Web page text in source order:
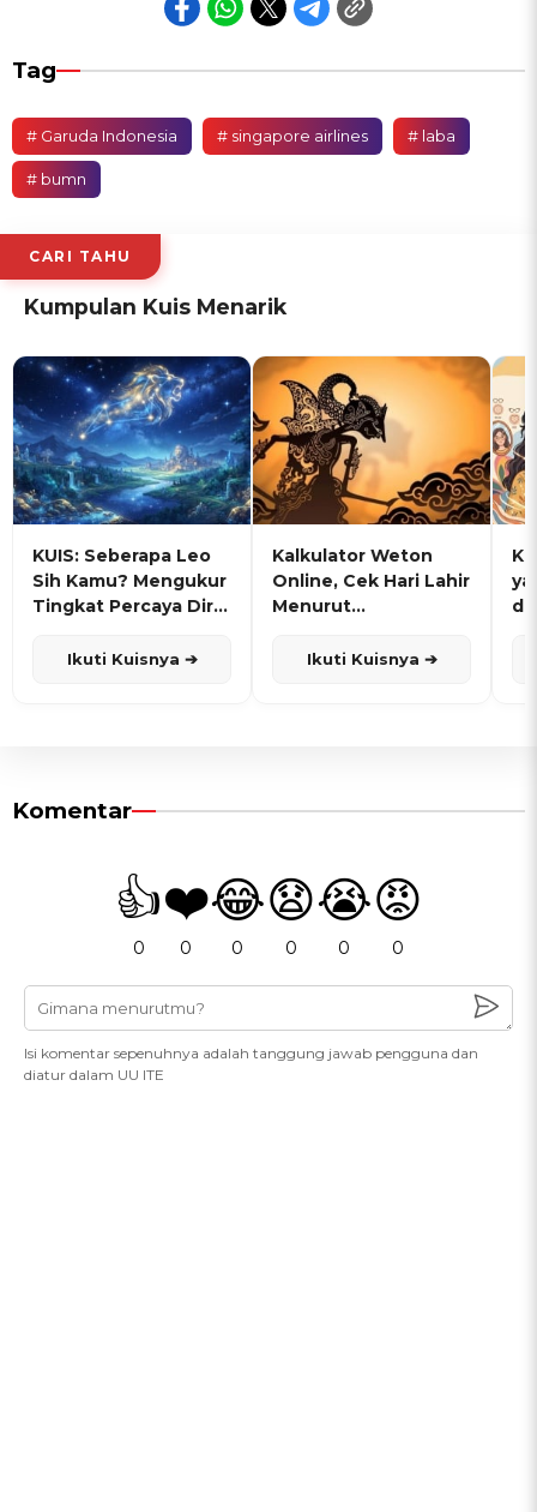
Tag
# Garuda Indonesia # singapore airlines # laba
# bumn
CARI TAHU
Kumpulan Kuis Menarik
KUIS: Seberapa Leo
Sih Kamu? Mengukur
Tingkat Percaya Diri
Ikuti Kuisnya ➔
Kalkulator Weton
Online, Cek Hari Lahir
Menurut
Ikuti Kuisnya ➔
Komentar
👍
0
❤️
0
😂
0
😧
0
😭
0
😡
0
Isi komentar sepenuhnya adalah tanggung jawab pengguna dan
diatur dalam UU ITE